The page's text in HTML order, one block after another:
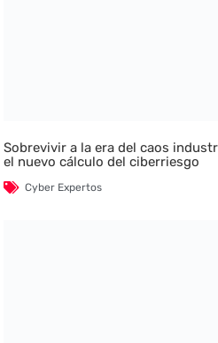
Sobrevivir a la era del caos
el nuevo cálculo del ciberriesgo
Cyber Expertos